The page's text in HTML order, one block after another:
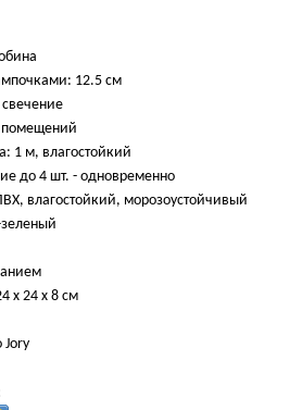
12.5 см
помещений
1 м, влагостойкий
до 4 шт. - одновременно
влагостойкий, морозоустойчивый
х 24 х 8 см
Jory